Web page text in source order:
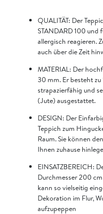
QUALITÄT: Der
STANDARD 100 und
allergisch reagieren.
auch über die Zeit
MATERIAL: Der
30 mm. Er besteht zu
strapazierfähig und
(Jute) ausgestattet.
DESIGN: Der
Teppich zum
Raum. Sie können
Ihnen zuhause
EINSATZBEREICH:
Durchmesser 200
kann so vielseitig
Dekoration im Flur,
aufzupeppen